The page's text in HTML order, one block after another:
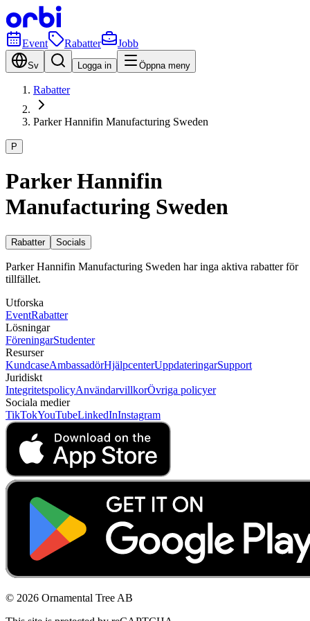
Event Rabatter Jobb
Sv Logga in Öppna meny
Rabatter
Parker Hannifin Manufacturing Sweden
P
Parker Hannifin
Manufacturing Sweden
Rabatter Socials
Parker Hannifin Manufacturing Sweden har inga aktiva rabatter för
tillfället.
Utforska
EventRabatter
Lösningar
FöreningarStudenter
Resurser
KundcaseAmbassadörHjälpcenterUppdateringarSupport
Juridiskt
IntegritetspolicyAnvändarvillkorÖvriga policyer
Sociala medier
TikTokYouTubeLinkedInInstagram
© 2026 Ornamental Tree AB